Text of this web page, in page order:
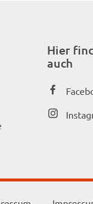
Hier
auch